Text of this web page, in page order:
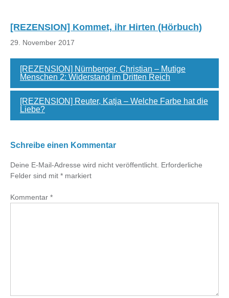
[REZENSION] Kommet, ihr Hirten (Hörbuch)
29. November 2017
[REZENSION] Nürnberger, Christian – Mutige
Menschen 2: Widerstand im Dritten Reich
[REZENSION] Reuter, Katja – Welche Farbe hat die
Liebe?
Schreibe einen Kommentar
Deine E-Mail-Adresse wird nicht veröffentlicht. Erforderliche
Felder sind mit * markiert
Kommentar *